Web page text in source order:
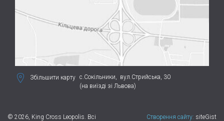
Збільшити карту с.Сокільники, вул.Стрийська, 30
(на виїзді зі Львова)
© 2026, King Cross Leopolis. Всі Створення сайту: siteGist